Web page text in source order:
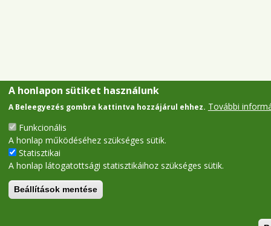
A honlapon sütiket használunk
A Beleegyezés gombra kattintva hozzájárul ehhez. További
Funkcionális
A honlap működéséhez szükséges sütik.
Statisztikai
A honlap látogatottsági statisztikáihoz szükséges sütik.
Beállítások mentése